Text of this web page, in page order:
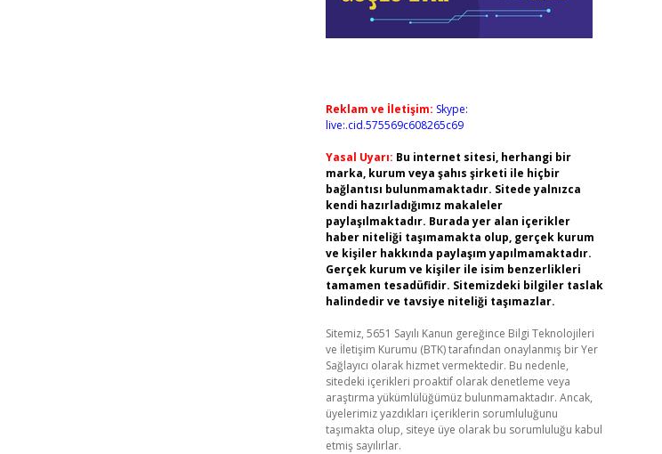
Reklam ve İletişim: Skype:
live:.cid.575569c608265c69
Yasal Uyarı: Bu internet sitesi, herhangi bir
marka, kurum veya şahıs şirketi ile hiçbir
bağlantısı bulunmamaktadır. Sitede yalnızca
kendi hazırladığımız makaleler
paylaşılmaktadır. Burada yer alan içerikler
haber niteliği taşımamakta olup, gerçek kurum
ve kişiler hakkında paylaşım yapılmamaktadır.
Gerçek kurum ve kişiler ile isim benzerlikleri
tamamen tesadüfidir. Sitemizdeki bilgiler taslak
halindedir ve tavsiye niteliği taşımazlar.
Sitemiz, 5651 Sayılı Kanun gereğince Bilgi Teknolojileri
ve İletişim Kurumu (BTK) tarafından onaylanmış bir Yer
Sağlayıcı olarak hizmet vermektedir. Bu nedenle,
sitedeki içerikleri proaktif olarak denetleme veya
araştırma yükümlülüğümüz bulunmamaktadır. Ancak,
üyelerimiz yazdıkları içeriklerin sorumluluğunu
taşımakta olup, siteye üye olarak bu sorumluluğu kabul
etmiş sayılırlar.